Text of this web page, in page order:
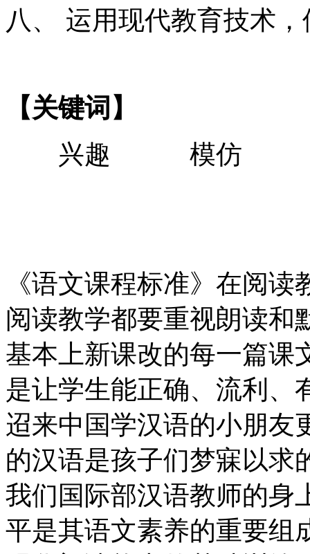
八、
运用现代教育技术
【关键词】
兴趣 模仿 基
《语文课程标准》在阅
阅读教学都要重视朗读和
基本上新课改的每一篇课
是让学生能正确、流利、
迢来中国学汉语的小朋友
的汉语是孩子们梦寐以求
我们国际部汉语教师的身
平是其语文素养的重要组